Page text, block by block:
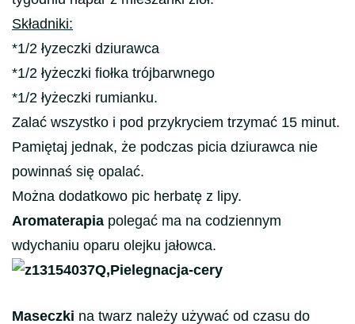
Składniki:
*1/2 łyzeczki dziurawca
*1/2 łyżeczki fiołka trójbarwnego
*1/2 łyżeczki rumianku.
Zalać wszystko i pod przykryciem trzymać 15 minut.
Pamiętaj jednak, że podczas picia dziurawca nie
powinnaś się opalać.
Można dodatkowo pic herbatę z lipy.
Aromaterapia polegać ma na codziennym
wdychaniu oparu olejku jałowca.
Maseczki na twarz należy używać od czasu do